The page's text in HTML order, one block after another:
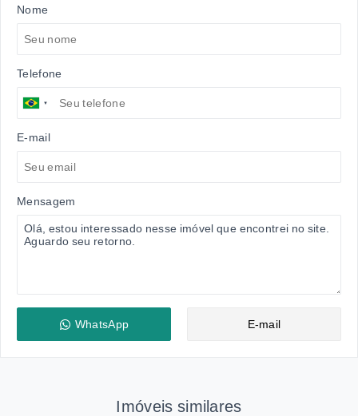
Nome
Telefone
E-mail
Mensagem
WhatsApp E-mail
Imóveis similares